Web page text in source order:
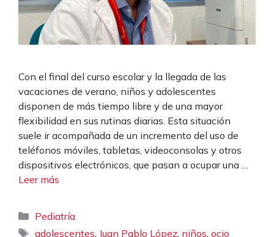
Con el final del curso escolar y la llegada de las
vacaciones de verano, niños y adolescentes
disponen de más tiempo libre y de una mayor
flexibilidad en sus rutinas diarias. Esta situación
suele ir acompañada de un incremento del uso de
teléfonos móviles, tabletas, videoconsolas y otros
dispositivos electrónicos, que pasan a ocupar una …
Leer más
Categorías
Pediatría
Etiquetas
adolescentes, Juan Pablo López, niños,ocio